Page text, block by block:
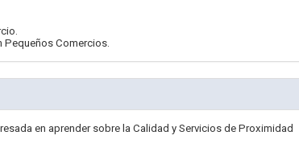
Pequeños Comercios.
en aprender sobre la Calidad y Servicios de Proximidad